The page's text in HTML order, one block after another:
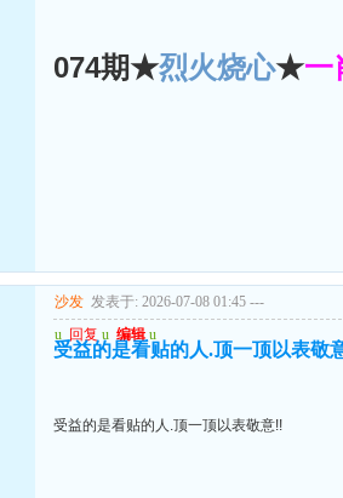
074期★烈火烧心★一
沙发 发表于: 2026-07-08 01:45 ---
u 回复 u 编辑 u
受益的是看贴的人.顶一顶以表敬
受益的是看贴的人.顶一顶以表敬意!!